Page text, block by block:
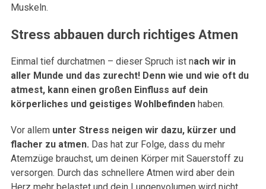
Muskeln.
Stress abbauen durch richtiges Atmen
Einmal tief durchatmen – dieser Spruch ist nach wir in
aller Munde und das zurecht! Denn wie und wie oft du
atmest, kann einen großen Einfluss auf dein
körperliches und geistiges Wohlbefindenhaben.
Vor allem unter Stress neigen wir dazu, kürzer und
flacher zu atmen. Das hat zur Folge, dass du mehr
Atemzüge brauchst, um deinen Körper mit Sauerstoff zu
versorgen. Durch das schnellere Atmen wird aber dein